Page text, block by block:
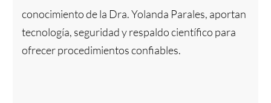
conocimiento de la Dra. Yolanda Parales, aportan
tecnología, seguridad y respaldo científico para
ofrecer procedimientos confiables.